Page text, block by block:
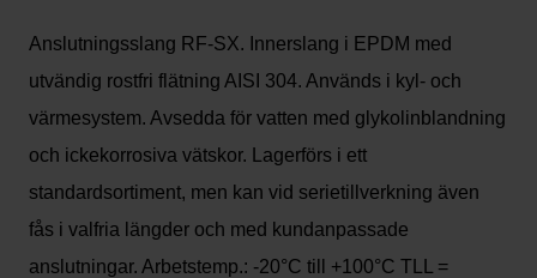
Anslutningsslang RF-SX. Innerslang i EPDM med
utvändig rostfri flätning AISI 304. Används i kyl- och
värmesystem. Avsedda för vatten med glykolinblandning
och ickekorrosiva vätskor. Lagerförs i ett
standardsortiment, men kan vid serietillverkning även
fås i valfria längder och med kundanpassade
anslutningar. Arbetstemp.: -20°C till +100°C TLL =